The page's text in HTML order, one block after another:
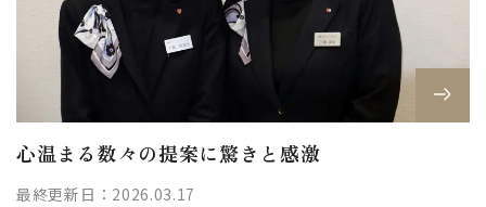
心温まる数々の提案に驚きと感激
最終更新日：2026.03.17